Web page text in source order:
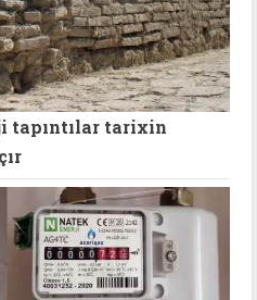
tapıntılar tarixin